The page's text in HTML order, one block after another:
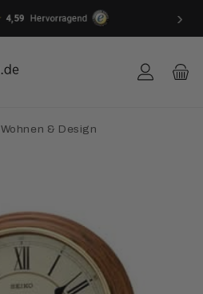
›
Einloggen
Wohnen & Design